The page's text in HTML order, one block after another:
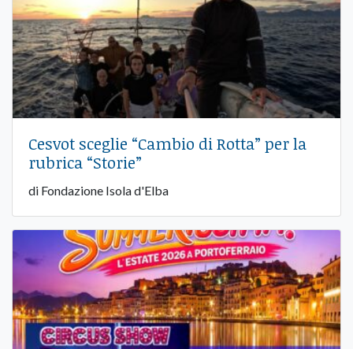
Cesvot sceglie “Cambio di Rotta” per la
rubrica “Storie”
di Fondazione Isola d'Elba